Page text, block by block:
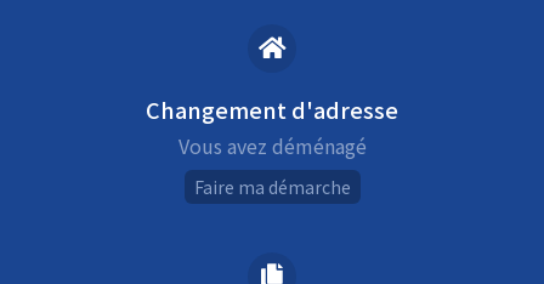
Changement d'adresse
Vous avez déménagé
Faire ma démarche